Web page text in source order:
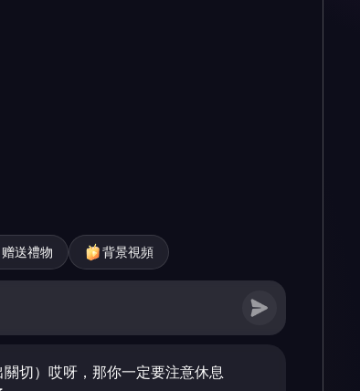
赠送禮物 背景視頻
關切）哎呀，那你一定要注意休息